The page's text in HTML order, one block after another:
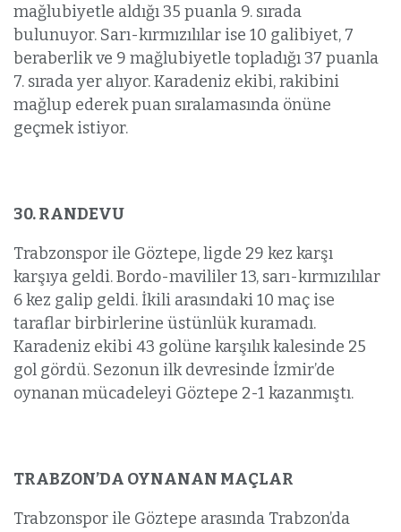
mağlubiyetle aldığı 35 puanla 9. sırada
bulunuyor. Sarı-kırmızılılar ise 10 galibiyet, 7
beraberlik ve 9 mağlubiyetle topladığı 37 puanla
7. sırada yer alıyor. Karadeniz ekibi, rakibini
mağlup ederek puan sıralamasında önüne
geçmek istiyor.
30. RANDEVU
Trabzonspor ile Göztepe, ligde 29 kez karşı
karşıya geldi. Bordo-mavililer 13, sarı-kırmızılılar
6 kez galip geldi. İkili arasındaki 10 maç ise
taraflar birbirlerine üstünlük kuramadı.
Karadeniz ekibi 43 golüne karşılık kalesinde 25
gol gördü. Sezonun ilk devresinde İzmir’de
oynanan mücadeleyi Göztepe 2-1 kazanmıştı.
TRABZON’DA OYNANAN MAÇLAR
Trabzonspor ile Göztepe arasında Trabzon’da